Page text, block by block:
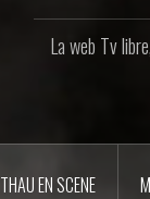
La web Tv
THAU EN SCENE